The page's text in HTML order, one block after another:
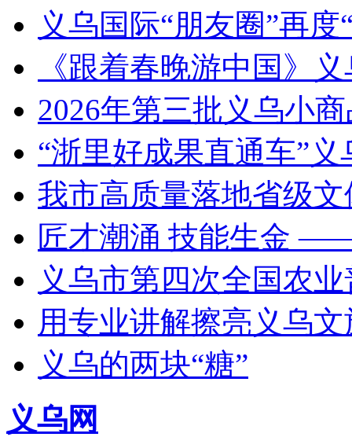
义乌国际“朋友圈”再度
《跟着春晚游中国》
2026年第三批义乌小
“浙里好成果直通车”
我市高质量落地省级
匠才潮涌 技能生金
义乌市第四次全国农
用专业讲解擦亮义乌
义乌的两块“糖”
义乌网